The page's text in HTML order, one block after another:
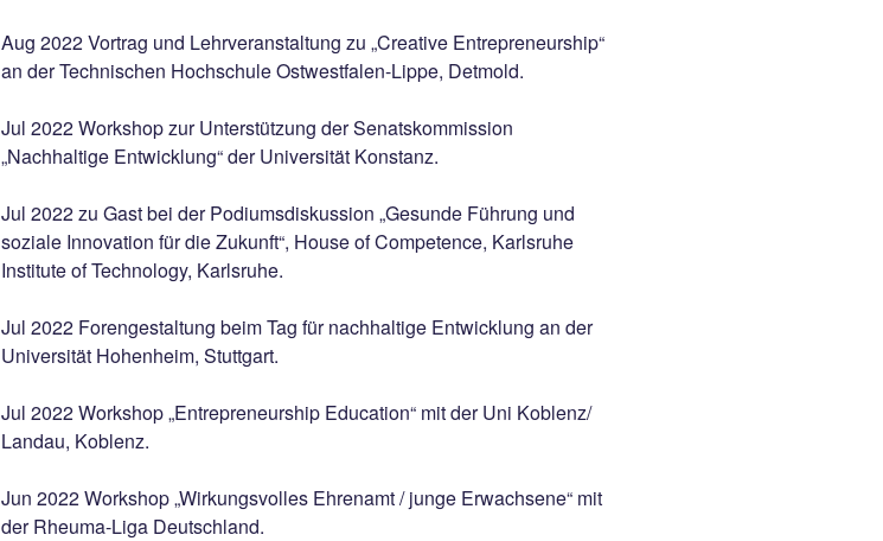
Aug 2022 Vortrag und Lehrveranstaltung zu „Creative Entrepreneurship“
an der Technischen Hochschule Ostwestfalen-Lippe, Detmold.
Jul 2022 Workshop zur Unterstützung der Senatskommission
„Nachhaltige Entwicklung“ der Universität Konstanz.
Jul 2022 zu Gast bei der Podiumsdiskussion „Gesunde Führung und
soziale Innovation für die Zukunft“, House of Competence, Karlsruhe
Institute of Technology, Karlsruhe.
Jul 2022 Forengestaltung beim Tag für nachhaltige Entwicklung an der
Universität Hohenheim, Stuttgart.
Jul 2022 Workshop „Entrepreneurship Education“ mit der Uni Koblenz/
Landau, Koblenz.
Jun 2022 Workshop „Wirkungsvolles Ehrenamt / junge Erwachsene“ mit
der Rheuma-Liga Deutschland.